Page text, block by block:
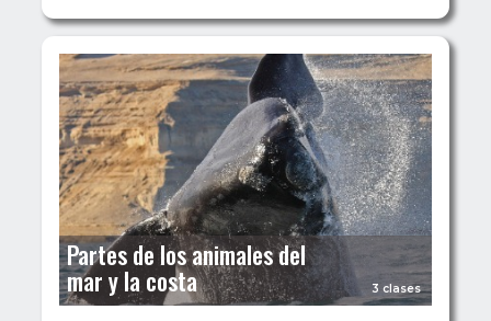
Partes de los animales del
mar y la costa 3 clases